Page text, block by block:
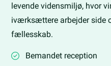
levende vidensmiljø, hvor
iværksættere arbejder side
fællesskab.
Bemandet reception